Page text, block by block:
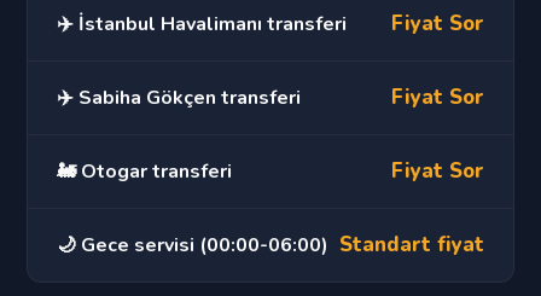
✈️ İstanbul Havalimanı transferi Fiyat Sor
✈️ Sabiha Gökçen transferi Fiyat Sor
🚂 Otogar transferi Fiyat Sor
🌙 Gece servisi (00:00-06:00) Standart fiyat